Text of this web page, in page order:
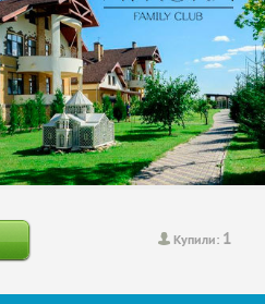
Купили: 1